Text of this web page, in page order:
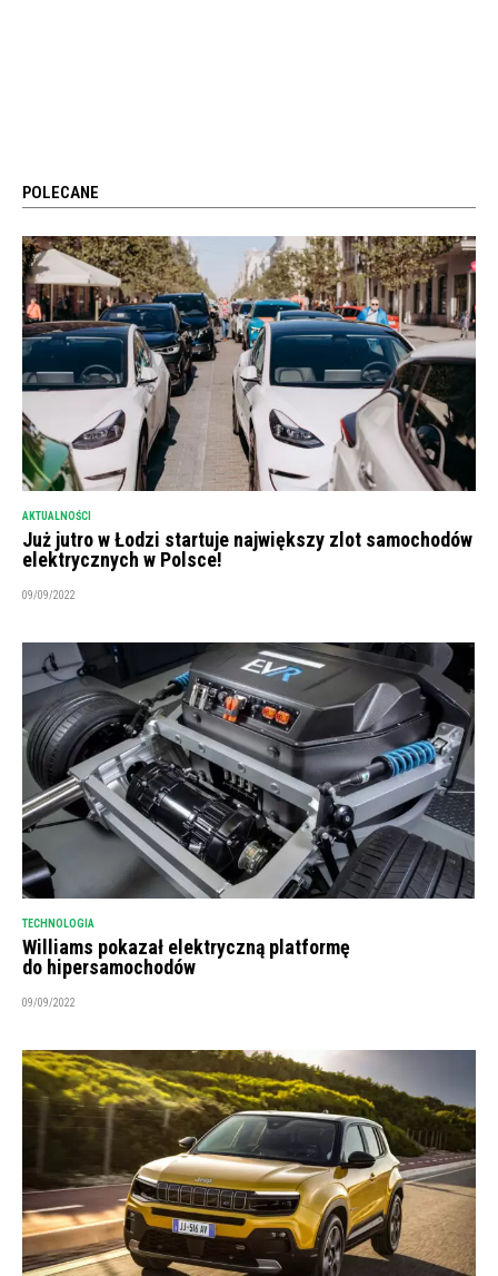
POLECANE
AKTUALNOŚCI
Już jutro w Łodzi startuje największy zlot samochodów
elektrycznych w Polsce!
09/09/2022
TECHNOLOGIA
Williams pokazał elektryczną platformę
do hipersamochodów
09/09/2022